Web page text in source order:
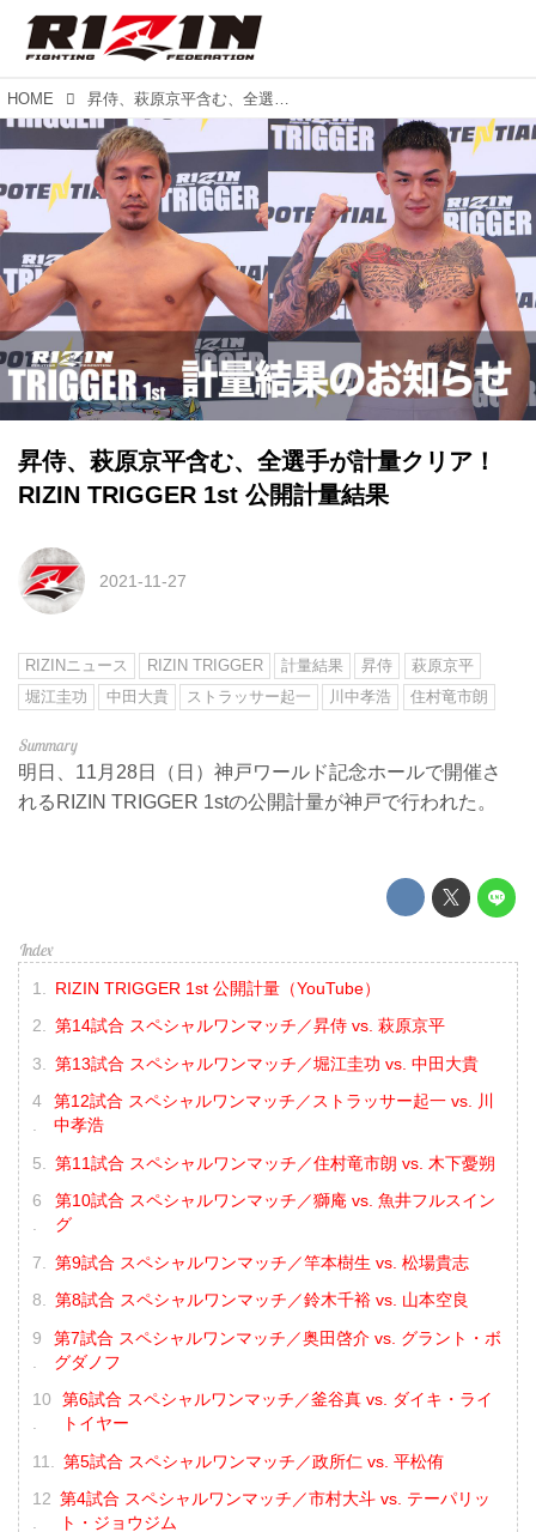
HOME 昇侍、萩原京平含む、全選手が計量クリア！RIZIN TRIGGER 1st 公開計量結果
昇侍、萩原京平含む、全選手が計量クリア！
RIZIN TRIGGER 1st 公開計量結果
2021-11-27
RIZINニュース RIZIN TRIGGER 計量結果 昇侍
萩原京平
堀江圭功
中田大貴 ストラッサー起一 川中孝浩 住村竜市朗
明日、11月28日（日）神戸ワールド記念ホールで開催さ
れるRIZIN TRIGGER 1stの公開計量が神戸で行われた。
RIZIN TRIGGER 1st 公開計量（YouTube）
第14試合 スペシャルワンマッチ／昇侍 vs. 萩原京平
第13試合 スペシャルワンマッチ／堀江圭功 vs. 中田大貴
第12試合 スペシャルワンマッチ／ストラッサー起一 vs. 川
中孝浩
第11試合 スペシャルワンマッチ／住村竜市朗 vs. 木下憂朔
第10試合 スペシャルワンマッチ／獅庵 vs. 魚井フルスイン
グ
第9試合 スペシャルワンマッチ／竿本樹生 vs. 松場貴志
第8試合 スペシャルワンマッチ／鈴木千裕 vs. 山本空良
第7試合 スペシャルワンマッチ／奥田啓介 vs. グラント・ボ
グダノフ
第6試合 スペシャルワンマッチ／釜谷真 vs. ダイキ・ライ
トイヤー
第5試合 スペシャルワンマッチ／政所仁 vs. 平松侑
第4試合 スペシャルワンマッチ／市村大斗 vs. テーパリッ
ト・ジョウジム